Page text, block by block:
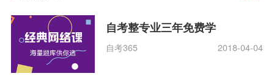
自考整专业三年免费学
自考365 2018-04-04